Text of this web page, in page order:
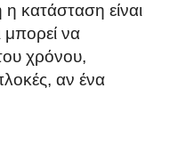
κατάσταση είναι
να
χρόνου,
αν ένα